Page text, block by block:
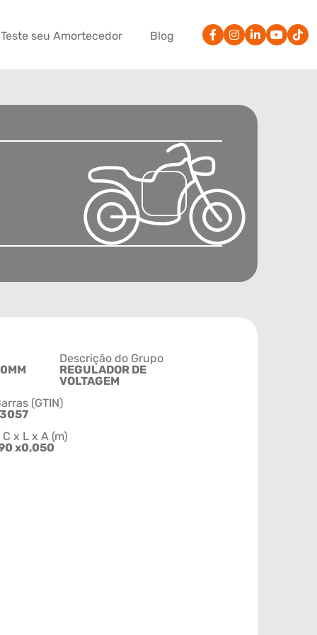
Teste seu Amortecedor Blog
Descrição do Grupo
REGULADOR DE
VOLTAGEM
(GTIN)
x L x A (m)
x0,050